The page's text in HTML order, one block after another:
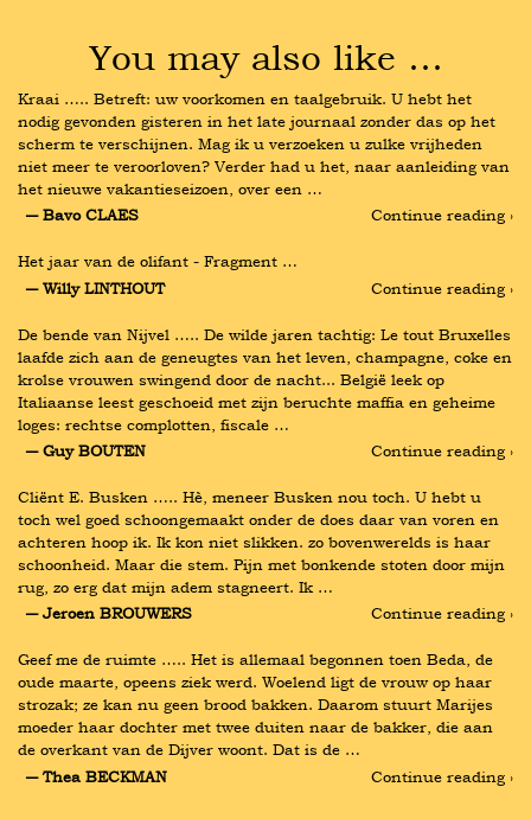
You may also like …
Kraai ….. Betreft: uw voorkomen en taalgebruik. U hebt het
nodig gevonden gisteren in het late journaal zonder das op het
scherm te verschijnen. Mag ik u verzoeken u zulke vrijheden
niet meer te veroorloven? Verder had u het, naar aanleiding van
het nieuwe vakantieseizoen, over een …
― Bavo CLAES
Continue reading ›
Het jaar van de olifant - Fragment …
― Willy LINTHOUT
Continue reading ›
De bende van Nijvel ….. De wilde jaren tachtig: Le tout Bruxelles
laafde zich aan de geneugtes van het leven, champagne, coke en
krolse vrouwen swingend door de nacht... België leek op
Italiaanse leest geschoeid met zijn beruchte maffia en geheime
loges: rechtse complotten, fiscale …
― Guy BOUTEN
Continue reading ›
Cliënt E. Busken ….. Hè, meneer Busken nou toch. U hebt u
toch wel goed schoongemaakt onder de does daar van voren en
achteren hoop ik. Ik kon niet slikken. zo bovenwerelds is haar
schoonheid. Maar die stem. Pijn met bonkende stoten door mijn
rug, zo erg dat mijn adem stagneert. Ik …
― Jeroen BROUWERS
Continue reading ›
Geef me de ruimte ….. Het is allemaal begonnen toen Beda, de
oude maarte, opeens ziek werd. Woelend ligt de vrouw op haar
strozak; ze kan nu geen brood bakken. Daarom stuurt Marijes
moeder haar dochter met twee duiten naar de bakker, die aan
de overkant van de Dijver woont. Dat is de …
― Thea BECKMAN
Continue reading ›